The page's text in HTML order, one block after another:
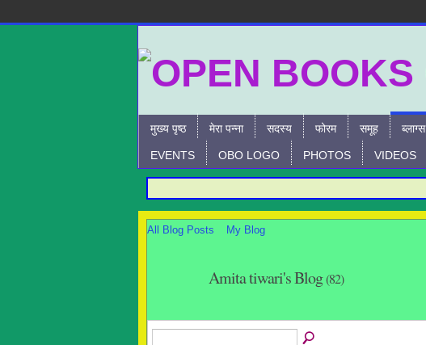
मुख्य पृष्ठ मेरा पन्ना सदस्य फोरम समूह ब्लाग्स
EVENTS OBO LOGO PHOTOS VIDEOS
All Blog Posts My Blog
Amita tiwari's Blog(82)